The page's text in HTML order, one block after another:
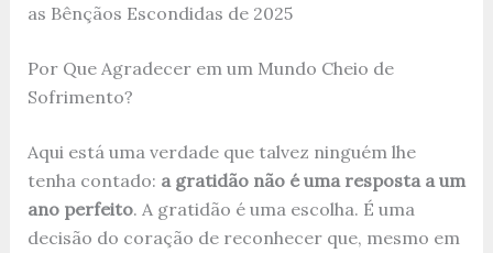
as Bênçãos Escondidas de 2025
Por Que Agradecer em um Mundo Cheio de
Sofrimento?
Aqui está uma verdade que talvez ninguém lhe
tenha contado: a gratidão não é uma resposta a um
ano perfeito. A gratidão é uma escolha. É uma
decisão do coração de reconhecer que, mesmo em